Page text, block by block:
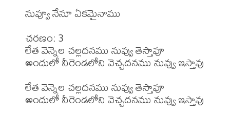
నువ్వూ నేనూ ఏకమైనాము
చరణం: 3
లేత వెన్నెల చల్లదనము నువ్వు తెస్తావూ
అందులో నీరెండలోని వెచ్చదనము నువ్వు ఇస్తావు
లేత వెన్నెల చల్లదనము నువ్వు తెస్తావూ
అందులో నీరెండలోని వెచ్చదనము నువ్వు ఇస్తావు